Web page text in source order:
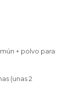
+ polvo para
(unas 2